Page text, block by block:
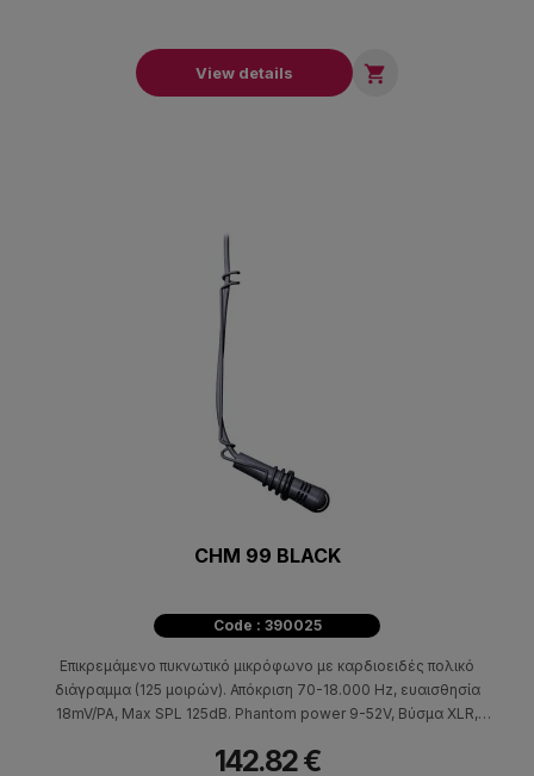
View details 
CHM 99 BLACK
Code : 390025
Επικρεμάμενο πυκνωτικό μικρόφωνο με καρδιοειδές πολικό
διάγραμμα (125 μοιρών). Απόκριση 70-18.000 Hz, ευαισθησία
18mV/PA, Max SPL 125dB. Phantom power 9-52V, Βύσμα XLR,
συνέδρια.
142.82 €